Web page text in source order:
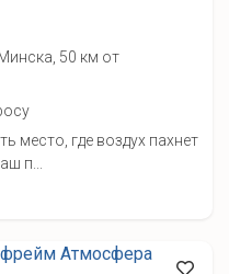
50 км от
место, где воздух пахнет
п...